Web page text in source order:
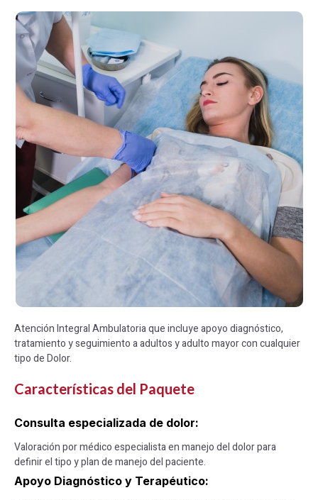
Atención Integral Ambulatoria que incluye apoyo diagnóstico,
tratamiento y seguimiento a adultos y adulto mayor con cualquier
tipo de Dolor.
Características del Paquete
Consulta especializada de dolor:
Valoración por médico especialista en manejo del dolor para
definir el tipo y plan de manejo del paciente.
Apoyo Diagnóstico y Terapéutico: